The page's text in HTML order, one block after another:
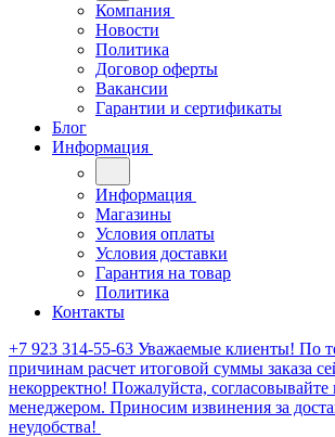
Компания
Новости
Политика
Договор оферты
Вакансии
Гарантии и сертификаты
Блог
Информация
Информация
Магазины
Условия оплаты
Условия доставки
Гарантия на товар
Политика
Контакты
+7 923 314-55-63 Уважаемые клиенты! По
причинам расчет итоговой суммы заказа
некорректно! Пожалуйста,
менеджером. Приносим извинения за
неудобства!